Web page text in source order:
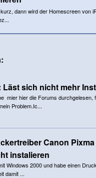
dann wird der Homescreen von
Läst sich nicht mehr
mier hier die Forums durchgelesen,
Problem.Ic...
Canon
instalieren
Windows 2000 und habe einen
damit ...